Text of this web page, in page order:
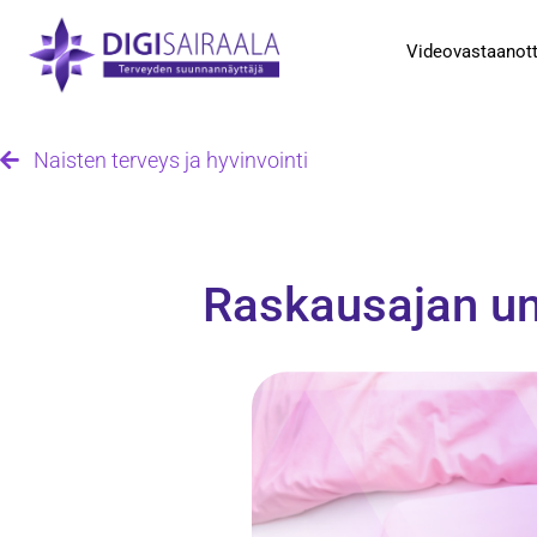
Naisten terveys ja hyvinvointi
Raskausajan